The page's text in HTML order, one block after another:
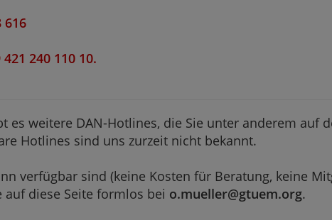
616
421 240 110 10.
es weitere DAN-Hotlines, die Sie unter anderem auf
Hotlines sind uns zurzeit nicht bekannt.
verfügbar sind (keine Kosten für Beratung, keine
diese Seite formlos bei o.mueller@gtuem.org.